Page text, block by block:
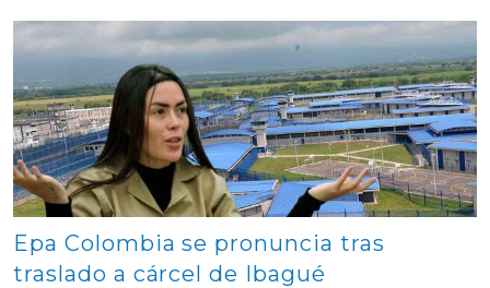
Contenido multimedia principal
Epa Colombia se pronuncia tras
traslado a cárcel de Ibagué